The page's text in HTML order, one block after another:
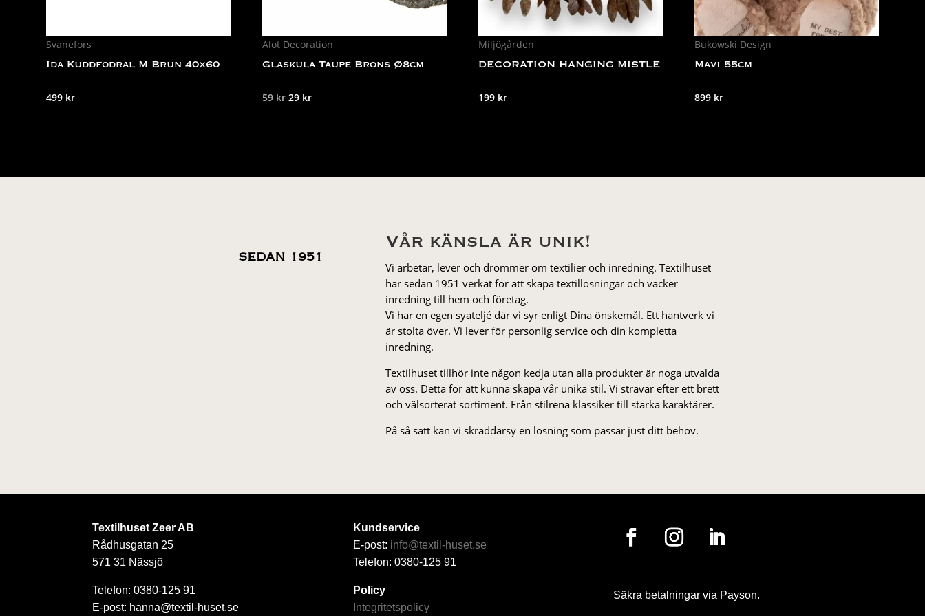
Svanefors
Ida Kuddfodral M Brun 40×60
499 kr
Alot Decoration
Glaskula Taupe Brons Ø8cm
59kr Det
29 krDet
Miljögården
DECORATION HANGING MISTLE
199 kr
Bukowski Design
Mavi 55cm
899 kr
SEDAN 1951
Vår känsla är unik!
Vi arbetar, lever och drömmer om textilier och inredning. Textilhuset
har sedan 1951 verkat för att skapa textillösningar och vacker
inredning till hem och företag.
Vi har en egen syateljé där vi syr enligt Dina önskemål. Ett hantverk vi
är stolta över. Vi lever för personlig service och din kompletta
inredning.
Textilhuset tillhör inte någon kedja utan alla produkter är noga utvalda
av oss. Detta för att kunna skapa vår unika stil. Vi strä­var efter ett brett
och välsorterat sor­ti­ment. Från stil­rena klas­siker till starka karaktärer.
På så sätt kan vi skräddarsy en lösning som passar just ditt behov.
Textilhuset Zeer AB
Rådhusgatan 25
571 31 Nässjö
Telefon: 0380-125 91
E-post: hanna@textil-huset.se
Kundservice
E-post: info@textil-huset.se
Telefon: 0380-125 91
Policy
Integritetspolicy
Säkra betalningar via Payson.